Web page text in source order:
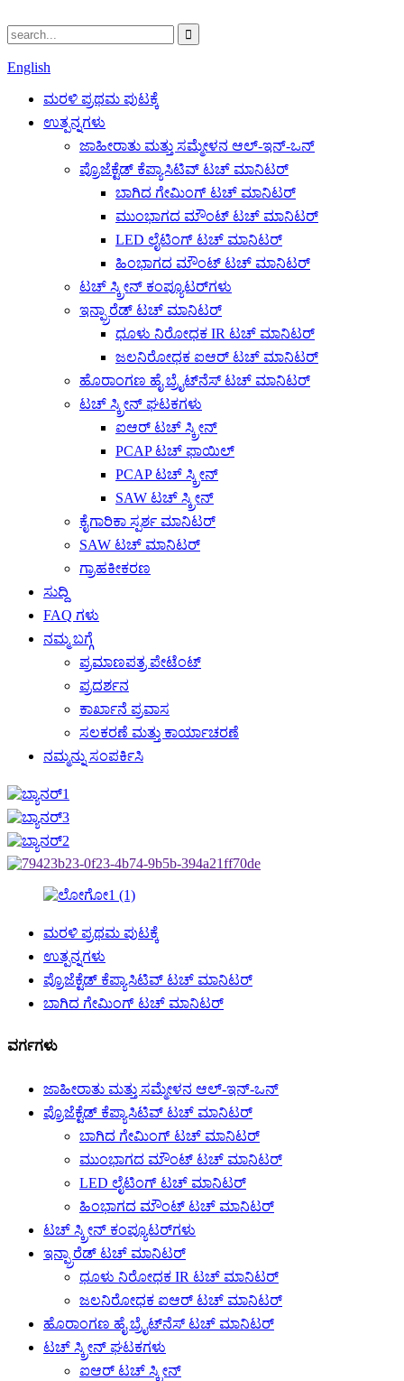
English
ಮರಳಿ ಪ್ರಥಮ ಪುಟಕ್ಕೆ
ಉತ್ಪನ್ನಗಳು
ಜಾಹೀರಾತು ಮತ್ತು ಸಮ್ಮೇಳನ ಆಲ್-ಇನ್-ಒನ್
ಪ್ರೊಜೆಕ್ಟೆಡ್ ಕೆಪ್ಯಾಸಿಟಿವ್ ಟಚ್ ಮಾನಿಟರ್
ಬಾಗಿದ ಗೇಮಿಂಗ್ ಟಚ್ ಮಾನಿಟರ್
ಮುಂಭಾಗದ ಮೌಂಟ್ ಟಚ್ ಮಾನಿಟರ್
LED ಲೈಟಿಂಗ್ ಟಚ್ ಮಾನಿಟರ್
ಹಿಂಭಾಗದ ಮೌಂಟ್ ಟಚ್ ಮಾನಿಟರ್
ಟಚ್ ಸ್ಕ್ರೀನ್ ಕಂಪ್ಯೂಟರ್‌ಗಳು
ಇನ್ಫ್ರಾರೆಡ್ ಟಚ್ ಮಾನಿಟರ್
ಧೂಳು ನಿರೋಧಕ IR ಟಚ್ ಮಾನಿಟರ್
ಜಲನಿರೋಧಕ ಐಆರ್ ಟಚ್ ಮಾನಿಟರ್
ಹೊರಾಂಗಣ ಹೈ ಬ್ರೈಟ್‌ನೆಸ್ ಟಚ್ ಮಾನಿಟರ್
ಟಚ್ ಸ್ಕ್ರೀನ್ ಘಟಕಗಳು
ಐಆರ್ ಟಚ್ ಸ್ಕ್ರೀನ್
PCAP ಟಚ್ ಫಾಯಿಲ್
PCAP ಟಚ್ ಸ್ಕ್ರೀನ್
SAW ಟಚ್ ಸ್ಕ್ರೀನ್
ಕೈಗಾರಿಕಾ ಸ್ಪರ್ಶ ಮಾನಿಟರ್
SAW ಟಚ್ ಮಾನಿಟರ್
ಗ್ರಾಹಕೀಕರಣ
ಸುದ್ದಿ
FAQ ಗಳು
ನಮ್ಮ ಬಗ್ಗೆ
ಪ್ರಮಾಣಪತ್ರ ಪೇಟೆಂಟ್
ಪ್ರದರ್ಶನ
ಕಾರ್ಖಾನೆ ಪ್ರವಾಸ
ಸಲಕರಣೆ ಮತ್ತು ಕಾರ್ಯಾಚರಣೆ
ನಮ್ಮನ್ನು ಸಂಪರ್ಕಿಸಿ
ಮರಳಿ ಪ್ರಥಮ ಪುಟಕ್ಕೆ
ಉತ್ಪನ್ನಗಳು
ಪ್ರೊಜೆಕ್ಟೆಡ್ ಕೆಪ್ಯಾಸಿಟಿವ್ ಟಚ್ ಮಾನಿಟರ್
ಬಾಗಿದ ಗೇಮಿಂಗ್ ಟಚ್ ಮಾನಿಟರ್
ವರ್ಗಗಳು
ಜಾಹೀರಾತು ಮತ್ತು ಸಮ್ಮೇಳನ ಆಲ್-ಇನ್-ಒನ್
ಪ್ರೊಜೆಕ್ಟೆಡ್ ಕೆಪ್ಯಾಸಿಟಿವ್ ಟಚ್ ಮಾನಿಟರ್
ಬಾಗಿದ ಗೇಮಿಂಗ್ ಟಚ್ ಮಾನಿಟರ್
ಮುಂಭಾಗದ ಮೌಂಟ್ ಟಚ್ ಮಾನಿಟರ್
LED ಲೈಟಿಂಗ್ ಟಚ್ ಮಾನಿಟರ್
ಹಿಂಭಾಗದ ಮೌಂಟ್ ಟಚ್ ಮಾನಿಟರ್
ಟಚ್ ಸ್ಕ್ರೀನ್ ಕಂಪ್ಯೂಟರ್‌ಗಳು
ಇನ್ಫ್ರಾರೆಡ್ ಟಚ್ ಮಾನಿಟರ್
ಧೂಳು ನಿರೋಧಕ IR ಟಚ್ ಮಾನಿಟರ್
ಜಲನಿರೋಧಕ ಐಆರ್ ಟಚ್ ಮಾನಿಟರ್
ಹೊರಾಂಗಣ ಹೈ ಬ್ರೈಟ್‌ನೆಸ್ ಟಚ್ ಮಾನಿಟರ್
ಟಚ್ ಸ್ಕ್ರೀನ್ ಘಟಕಗಳು
ಐಆರ್ ಟಚ್ ಸ್ಕ್ರೀನ್